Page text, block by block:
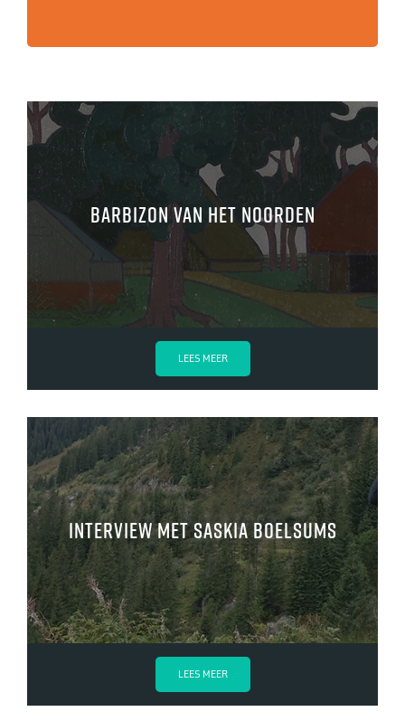
Barbizon van het Noorden
LEES MEER
Interview met Saskia Boelsums
LEES MEER